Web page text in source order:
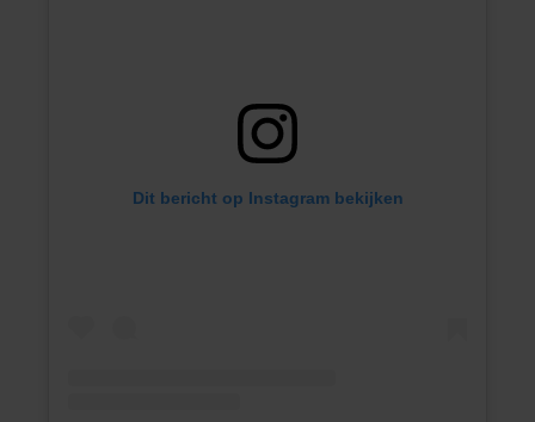
Dit bericht op Instagram bekijken